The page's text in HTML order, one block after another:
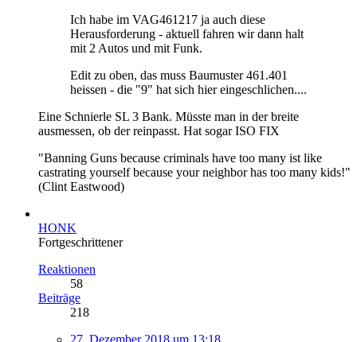
Ich habe im VAG461217 ja auch diese
Herausforderung - aktuell fahren wir dann halt
mit 2 Autos und mit Funk.
Edit zu oben, das muss Baumuster 461.401
heissen - die "9" hat sich hier eingeschlichen....
Eine Schnierle SL 3 Bank. Müsste man in der breite
ausmessen, ob der reinpasst. Hat sogar ISO FIX
"Banning Guns because criminals have too many ist like
castrating yourself because your neighbor has too many kids!"
(Clint Eastwood)
HONK
Fortgeschrittener
Reaktionen
58
Beiträge
218
27. Dezember 2018 um 13:18